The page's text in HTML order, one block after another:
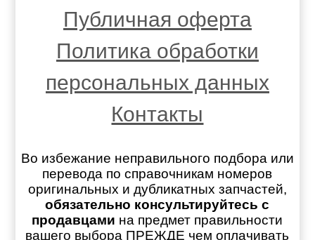
Публичная оферта
Политика обработки
персональных данных
Контакты
Во избежание неправильного подбора или
перевода по справочникам номеров
оригинальных и дубликатных запчастей,
обязательно консультируйтесь с
продавцами на предмет правильности
вашего выбора ПРЕЖДЕ чем оплачивать